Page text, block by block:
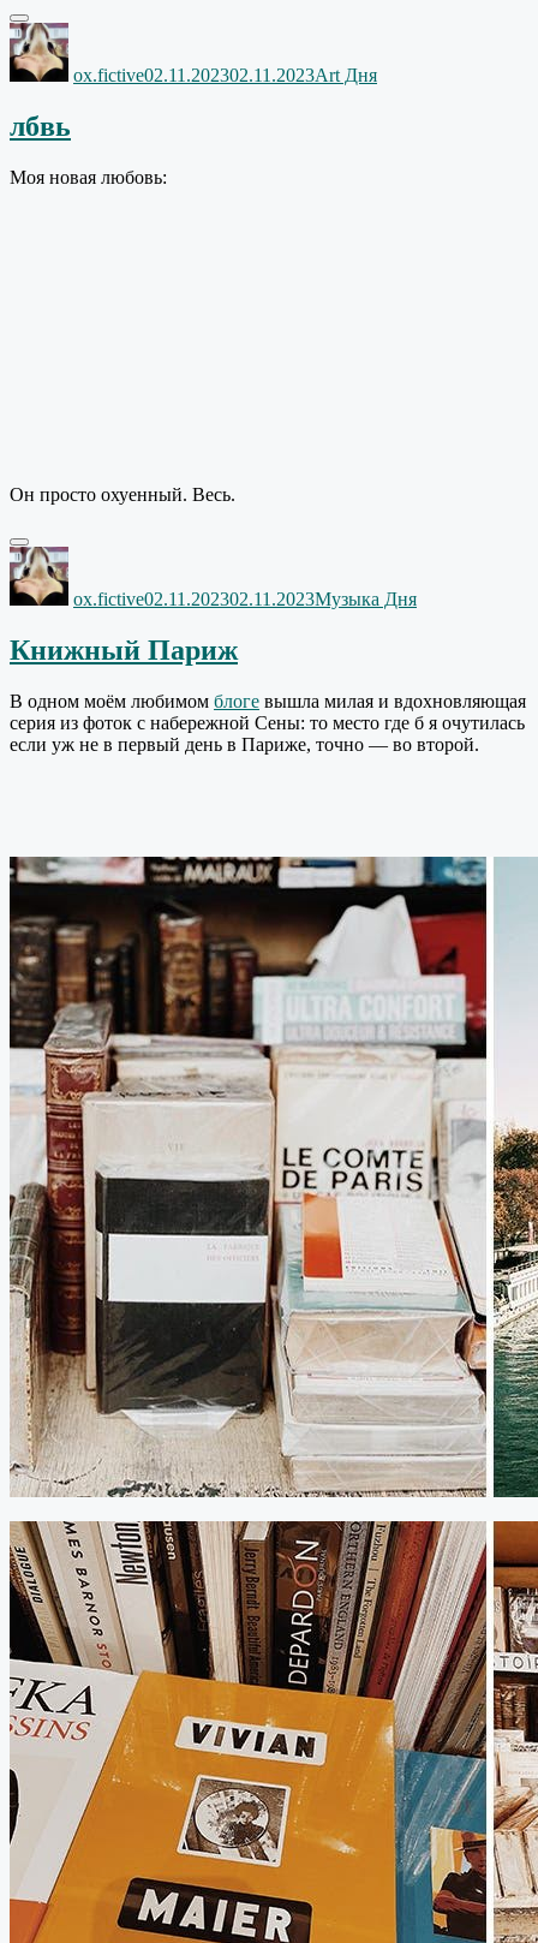
Автор
ox.fictive02.11.202302.11.2023Art Дня
лбвь
Моя новая любовь:
Он просто охуенный. Весь.
Автор
ox.fictive02.11.202302.11.2023Музыка Дня
Книжный Париж
В одном моём любимом блоге вышла милая и вдохновляющая
серия из фоток с набережной Сены: то место где б я очутилась
если уж не в первый день в Париже, точно — во второй.